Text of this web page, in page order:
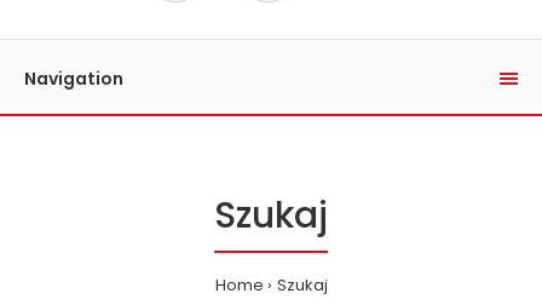
Navigation
Szukaj
Home Szukaj